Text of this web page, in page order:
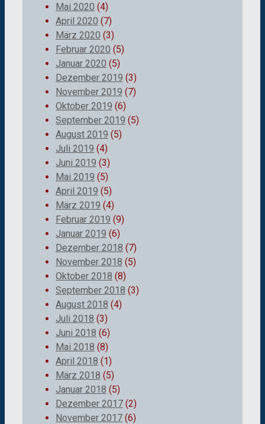
Mai 2020 (4)
April 2020 (7)
März 2020 (3)
Februar 2020 (5)
Januar 2020 (5)
Dezember 2019 (3)
November 2019 (7)
Oktober 2019 (6)
September 2019 (5)
August 2019 (5)
Juli 2019 (4)
Juni 2019 (3)
Mai 2019 (5)
April 2019 (5)
März 2019 (4)
Februar 2019 (9)
Januar 2019 (6)
Dezember 2018 (7)
November 2018 (5)
Oktober 2018 (8)
September 2018 (3)
August 2018 (4)
Juli 2018 (3)
Juni 2018 (6)
Mai 2018 (8)
April 2018 (1)
März 2018 (5)
Januar 2018 (5)
Dezember 2017 (2)
November 2017 (6)